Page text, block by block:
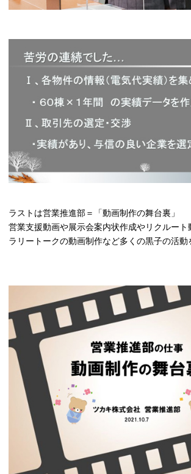
ラストは営業推進部＝「動画制作の舞台裏」
営業支援動画や展示会案内状作成やリクルート
ラリートークの動画制作など多くの黒子の活動